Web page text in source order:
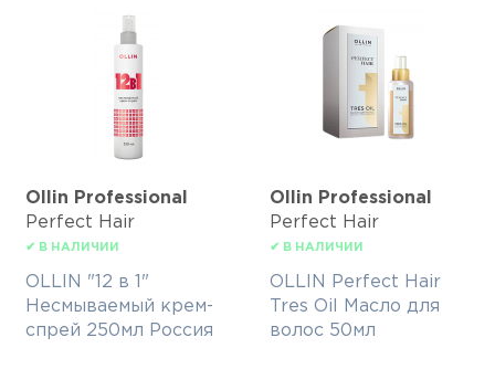
Ollin Professional
Perfect Hair
✔ В НАЛИЧИИ
OLLIN "12 в 1"
Несмываемый крем-
спрей 250мл Россия
Ollin Professional
Perfect Hair
✔ В НАЛИЧИИ
OLLIN Perfect Hair
Tres Oil Масло для
волос 50мл